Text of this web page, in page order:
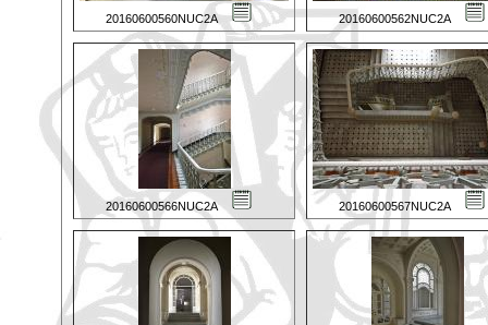
20160600560NUC2A 20160600562NUC2A
20160600566NUC2A 20160600567NUC2A